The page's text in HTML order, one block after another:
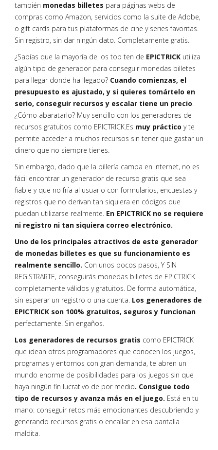
también monedas billetes para páginas webs de
compras como Amazon, servicios como la suite de Adobe,
o gift cards para tus plataformas de cine y series favoritas.
Sin registro, sin dar ningún dato. Completamente gratis.
¿Sabías que la mayoría de los top ten de EPICTRICK utiliza
algún tipo de generador para conseguir monedas billetes
para llegar donde ha llegado? Cuando comienzas, el
presupuesto es ajustado, y si quieres tomártelo en
serio, conseguir recursos y escalar tiene un precio.
¿Cómo abaratarlo? Muy sencillo con los generadores de
recursos gratuitos como EPICTRICK.Es muy práctico y te
permite acceder a muchos recursos sin tener que gastar un
dinero que no siempre tienes.
Sin embargo, dado que la pillería campa en Internet, no es
fácil encontrar un generador de recurso gratis que sea
fiable y que no fría al usuario con formularios, encuestas y
registros que no derivan tan siquiera en códigos que
puedan utilizarse realmente. En EPICTRICK no se requiere
ni registro ni tan siquiera correo electrónico.
Uno de los principales atractivos de este generador
de monedas billetes es que su funcionamiento es
realmente sencillo. Con unos pocos pasos, Y SIN
REGISTRARTE, conseguirás monedas billetes de EPICTRICK
completamente válidos y gratuitos. De forma automática,
sin esperar un registro o una cuenta. Los generadores de
EPICTRICK son 100% gratuitos, seguros y funcionan
perfectamente. Sin engaños.
Los generadores de recursos gratis como EPICTRICK
que idean otros programadores que conocen los juegos,
programas y entornos con gran demanda, te abren un
mundo enorme de posibilidades para los juegos sin que
haya ningún fin lucrativo de por medio. Consigue todo
tipo de recursos y avanza más en el juego. Está en tu
mano: conseguir retos más emocionantes descubriendo y
generando recursos gratis o encallar en esa pantalla
maldita.